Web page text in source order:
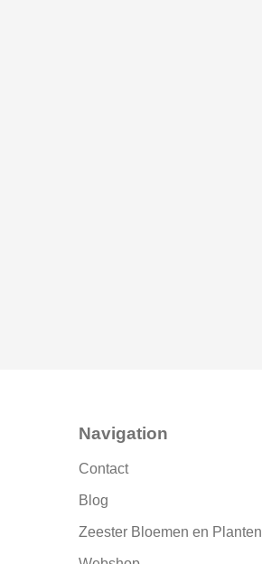
Navigation
Contact
Blog
Zeester Bloemen en Planten